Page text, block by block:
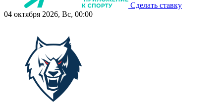
Сделать ставку
04 октября 2026, Вс, 00:00